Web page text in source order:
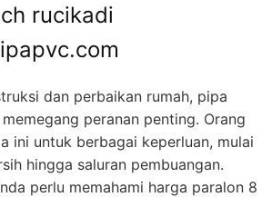
rucikadi
dan perbaikan rumah, pipa
peranan penting. Orang
ini untuk berbagai keperluan, mulai
hingga saluran pembuangan.
perlu memahami harga paralon 8